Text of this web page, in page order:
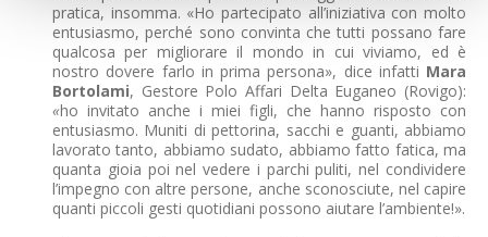
pratica, insomma. «Ho partecipato all’iniziativa con molto
entusiasmo, perché sono convinta che tutti possano fare
qualcosa per migliorare il mondo in cui viviamo, ed è
nostro dovere farlo in prima persona», dice infatti Mara
Bortolami, Gestore Polo Affari Delta Euganeo (Rovigo):
«ho invitato anche i miei figli, che hanno risposto con
entusiasmo. Muniti di pettorina, sacchi e guanti, abbiamo
lavorato tanto, abbiamo sudato, abbiamo fatto fatica, ma
quanta gioia poi nel vedere i parchi puliti, nel condividere
l’impegno con altre persone, anche sconosciute, nel capire
quanti piccoli gesti quotidiani possono aiutare l’ambiente!».